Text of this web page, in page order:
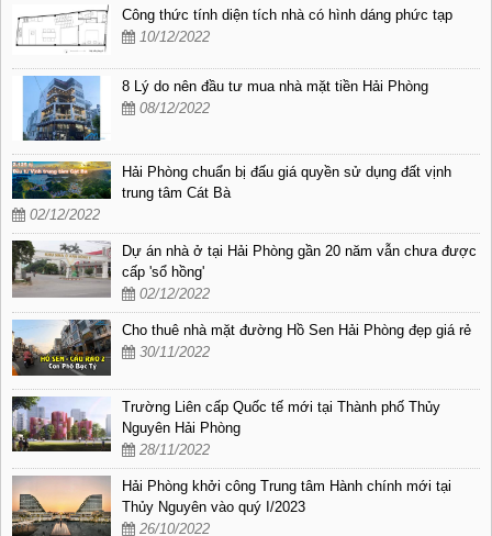
Công thức tính diện tích nhà có hình dáng phức tạp
10/12/2022
8 Lý do nên đầu tư mua nhà mặt tiền Hải Phòng
08/12/2022
Hải Phòng chuẩn bị đấu giá quyền sử dụng đất vịnh
trung tâm Cát Bà
02/12/2022
Dự án nhà ở tại Hải Phòng gần 20 năm vẫn chưa được
cấp 'sổ hồng'
02/12/2022
Cho thuê nhà mặt đường Hồ Sen Hải Phòng đẹp giá rẻ
30/11/2022
Trường Liên cấp Quốc tế mới tại Thành phố Thủy
Nguyên Hải Phòng
28/11/2022
Hải Phòng khởi công Trung tâm Hành chính mới tại
Thủy Nguyên vào quý I/2023
26/10/2022